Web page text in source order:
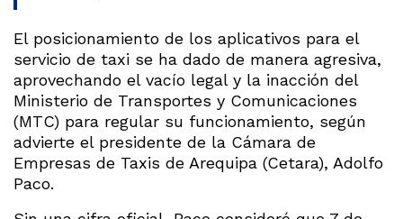
El posicionamiento de los aplicativos para el
servicio de taxi se ha dado de manera agresiva,
aprovechando el vacío legal y la inacción del
Ministerio de Transportes y Comunicaciones
(MTC) para regular su funcionamiento, según
advierte el presidente de la Cámara de
Empresas de Taxis de Arequipa (Cetara), Adolfo
Paco.